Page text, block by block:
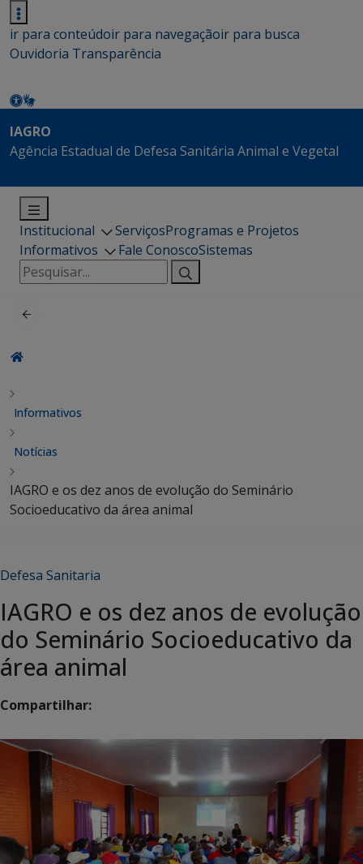
ir para conteúdoir para navegaçãoir para busca
Ouvidoria Transparência
IAGRO
Agência Estadual de Defesa Sanitária Animal e Vegetal
Institucional ServiçosProgramas e Projetos
Informativos
Fale ConoscoSistemas
Pesquisar
por:
Informativos
Notícias
IAGRO e os dez anos de evolução do Seminário
Socioeducativo da área animal
Defesa Sanitaria
IAGRO e os dez anos de evolução
do Seminário Socioeducativo da
área animal
Compartilhar: